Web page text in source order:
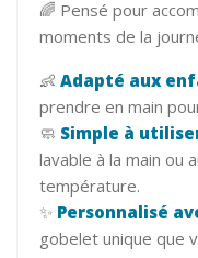
🌈 Pensé pour
moments de la
👶 Adapté aux
prendre en main
🧼 Simple à
lavable à la main ou
température.
✨ Personnalisé
gobelet unique que